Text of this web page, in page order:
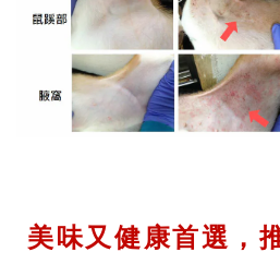
美味又健康首選，